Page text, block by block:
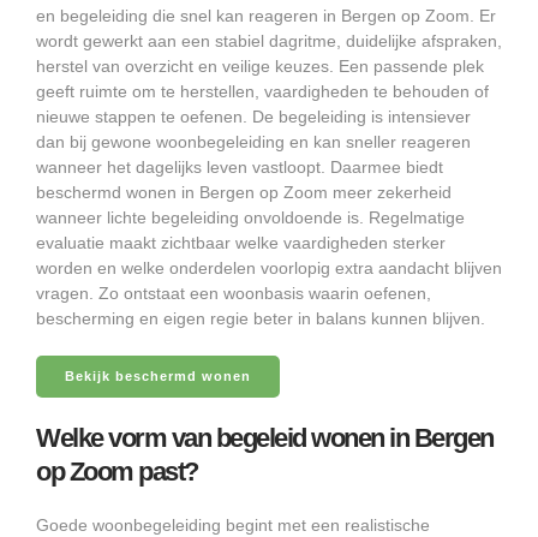
en begeleiding die snel kan reageren in Bergen op Zoom. Er
wordt gewerkt aan een stabiel dagritme, duidelijke afspraken,
herstel van overzicht en veilige keuzes. Een passende plek
geeft ruimte om te herstellen, vaardigheden te behouden of
nieuwe stappen te oefenen. De begeleiding is intensiever
dan bij gewone woonbegeleiding en kan sneller reageren
wanneer het dagelijks leven vastloopt. Daarmee biedt
beschermd wonen in Bergen op Zoom meer zekerheid
wanneer lichte begeleiding onvoldoende is. Regelmatige
evaluatie maakt zichtbaar welke vaardigheden sterker
worden en welke onderdelen voorlopig extra aandacht blijven
vragen. Zo ontstaat een woonbasis waarin oefenen,
bescherming en eigen regie beter in balans kunnen blijven.
Bekijk beschermd wonen
Welke vorm van begeleid wonen in Bergen
op Zoom past?
Goede woonbegeleiding begint met een realistische